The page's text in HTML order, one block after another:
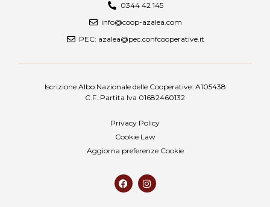
0344 42 145
info@coop-azalea.com
PEC: azalea@pec.confcooperative.it
Iscrizione Albo Nazionale delle Cooperative: A105438
C.F. Partita Iva 01682460132
Privacy Policy
Cookie Law
Aggiorna preferenze Cookie